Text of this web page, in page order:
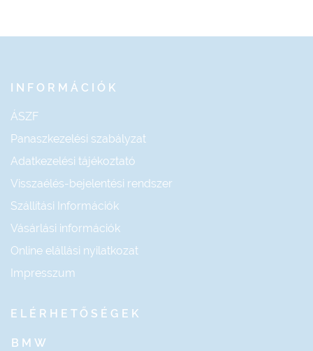
INFORMÁCIÓK
ÁSZF
Panaszkezelési szabályzat
Adatkezelési tájékoztató
Visszaélés-bejelentési rendszer
Szállítási Információk
Vásárlási információk
Online elállási nyilatkozat
Impresszum
ELÉRHETŐSÉGEK
BMW